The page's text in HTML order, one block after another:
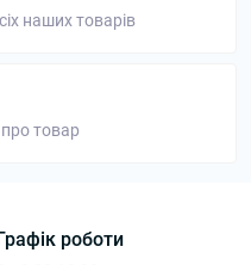
наших товарів
товар
Графік роботи